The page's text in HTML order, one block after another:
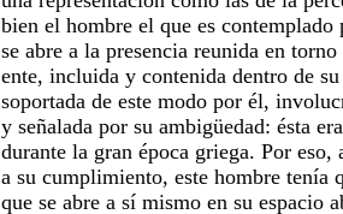
bien el hombre el que es contemplado
se abre a la presencia reunida en
ente, incluida y contenida dentro de
soportada de este modo por él,
y señalada por su ambigüedad: ésta
durante la gran época griega. Por
a su cumplimiento, este hombre tenía
que se abre a sí mismo en su espacio